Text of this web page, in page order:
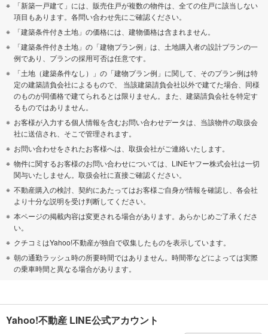
「新築一戸建て」には、販売住戸が複数の物件は、全ての住戸に該当しない
項目もあります。各問い合わせ先にご確認ください。
「建築条件付き土地」の価格には、建物価格は含まれません。
「建築条件付き土地」の「建物プラン例」は、土地購入者の設計プランの一
例であり、プランの採用可否は任意です。
「土地（建築条件なし）」の「建物プラン例」に関して、そのプラン例は特
定の建築請負会社によるもので、 当該建築請負会社以外で建てた場合、同様
のものが同価格で建てられるとは限りません。また、建築請負会社を特定す
るものではありません。
お客様が入力する個人情報を含むお問い合わせデータは、当該物件の取扱会
社に送信され、そこで管理されます。
お問い合わせをされたお客様へは、取扱会社がご連絡いたします。
物件に関するお客様のお問い合わせについては、LINEヤフー株式会社は一切
関与いたしません。取扱会社に直接ご確認ください。
不動産購入の検討、契約にあたってはお客様ご自身が情報を確認し、各会社
より十分な説明を受け判断してください。
本ページの掲載内容は変更される場合があります。あらかじめご了承くださ
い。
クチコミはYahoo!不動産が独自で収集したものを表示しています。
朝の通勤ラッシュ時の所要時間ではありません。時間帯などによっては実際
の乗車時間と異なる場合があります。
Yahoo!不動産 LINE公式アカウント